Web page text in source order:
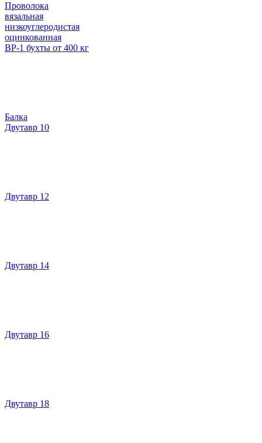
Проволока
вязальная
низкоуглеродистая
оцинкованная
ВР-1 бухты от 400 кг
Балка
Двутавр 10
Двутавр 12
Двутавр 14
Двутавр 16
Двутавр 18